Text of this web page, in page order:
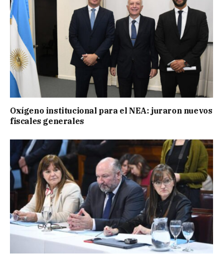
Oxígeno institucional para el NEA: juraron nuevos
fiscales generales